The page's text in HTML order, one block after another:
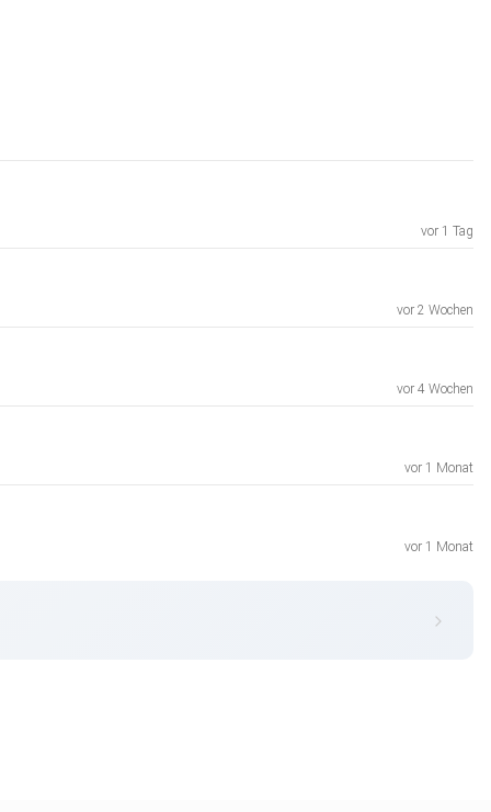
vor 1 Tag
vor 2 Wochen
vor 4 Wochen
vor 1 Monat
vor 1 Monat